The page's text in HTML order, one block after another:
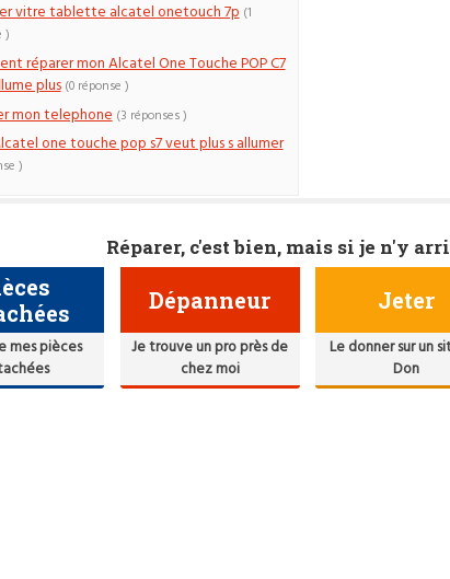
vitre tablette alcatel onetouch 7p (1
)
réparer mon Alcatel One Touche POP C7
plus (0 réponse )
mon telephone (3 réponses )
one touche pop s7 veut plus s allumer
)
Réparer, c'est bien, mais si je n'y
mes pièces
Dépanneur
Je trouve un pro près de
chez moi
Jeter
Le donner sur un
Don